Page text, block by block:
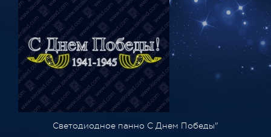
Светодиодное панно С Днем Победы"